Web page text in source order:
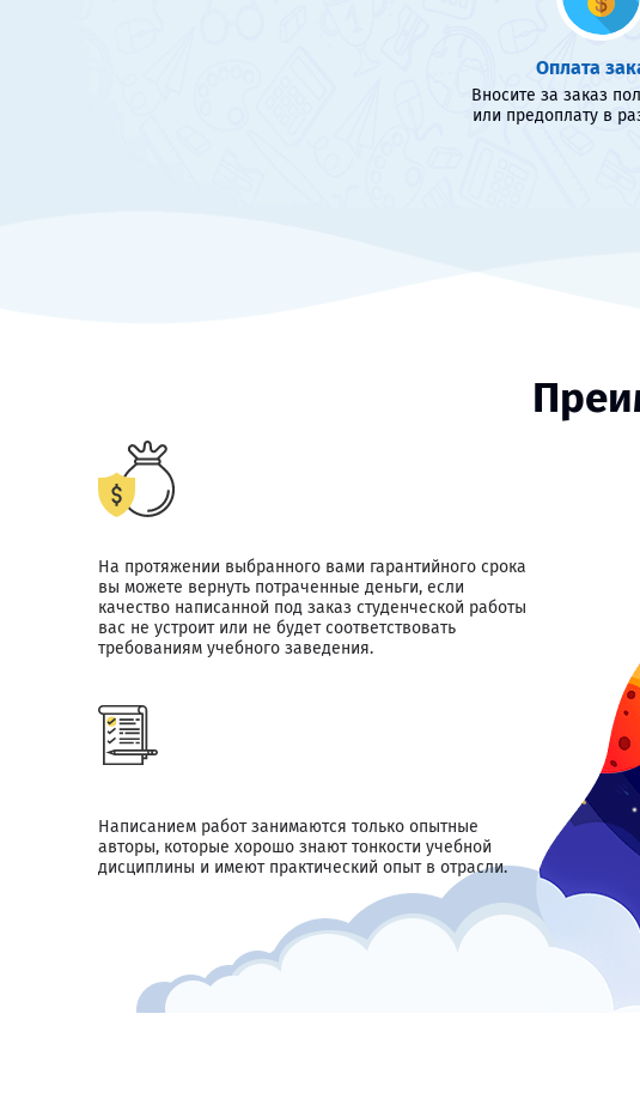
Оплата
Вносите за заказ
или предоплату в
На протяжении выбранного вами гарантийного срока
вы можете вернуть потраченные деньги, если
качество написанной под заказ студенческой работы
вас не устроит или не будет соответствовать
требованиям учебного заведения.
Написанием работ занимаются только опытные
авторы, которые хорошо знают тонкости учебной
дисциплины и имеют практический опыт в отрасли.